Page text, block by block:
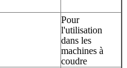
Pour
l'utilisation
dans les
machines à
coudre